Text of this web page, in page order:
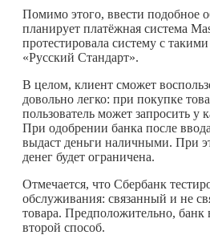
Помимо этого, ввести подобное
планирует платёжная система
протестировала систему с
«Русский Стандарт».
В целом, клиент сможет
довольно легко: при покупке
пользователь может запросить у
При одобрении банка после
выдаст деньги наличными. При
денег будет ограничена.
Отмечается, что Сбербанк
обслуживания: связанный и не
товара. Предположительно, банк
второй способ.